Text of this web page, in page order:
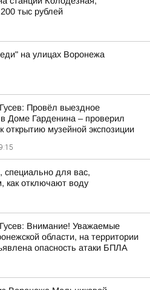
тыс рублей
на улицах Воронежа
Провёл выездное
Доме Гарденина – проверил
открытию музейной экспозиции
специально для вас,
как отключают воду
Внимание! Уважаемые
области, на территории
опасность атаки БПЛА